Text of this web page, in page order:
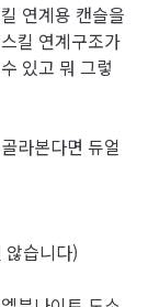
연계용 캔슬을
킬 연계구조가
있고 뭐 그렇
라본다면 듀얼
않습니다)